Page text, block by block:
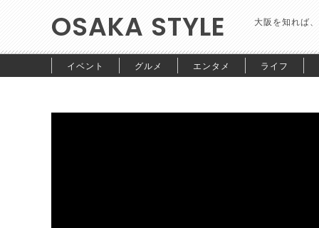
OSAKA STYLE 大阪を知れば
イベント グルメ エンタメ ライフ